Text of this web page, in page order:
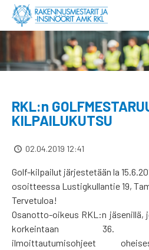
RKL:n
KILPAILUKUTSU
02.04.2019 12:41
Golf-kilpailut järjestetään la
osoitteessa Lustigkullantie 19,
Tervetuloa!
Osanotto-oikeus RKL:n jäsenillä,
korkeintaan 36.
ilmoittautumisohjeet